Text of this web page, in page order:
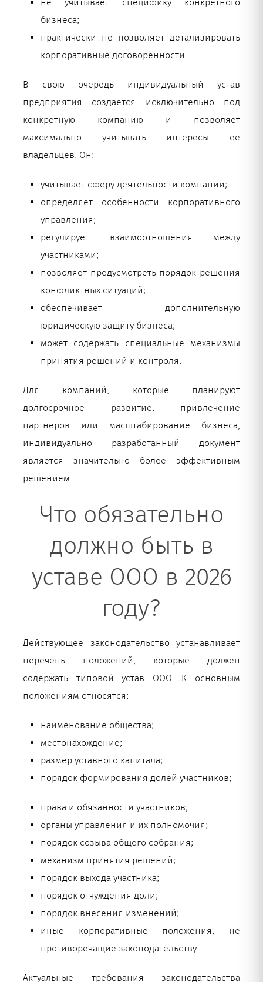
бизнеса;
практически не позволяет детализировать
корпоративные договоренности.
В свою очередь индивидуальный устав
предприятия создается исключительно под
конкретную компанию и позволяет
максимально учитывать интересы ее
владельцев. Он:
учитывает сферу деятельности компании;
определяет особенности корпоративного
управления;
регулирует взаимоотношения между
участниками;
позволяет предусмотреть порядок решения
конфликтных ситуаций;
обеспечивает дополнительную
юридическую защиту бизнеса;
может содержать специальные механизмы
принятия решений и контроля.
Для компаний, которые планируют
долгосрочное развитие, привлечение
партнеров или масштабирование бизнеса,
индивидуально разработанный документ
является значительно более эффективным
решением.
Что обязательно
должно быть в
уставе ООО в 2026
году?
Действующее законодательство устанавливает
перечень положений, которые должен
содержать типовой устав ООО. К основным
положениям относятся:
наименование общества;
местонахождение;
размер уставного капитала;
порядок формирования долей участников;
права и обязанности участников;
органы управления и их полномочия;
порядок созыва общего собрания;
механизм принятия решений;
порядок выхода участника;
порядок отчуждения доли;
порядок внесения изменений;
иные корпоративные положения, не
противоречащие законодательству.
Актуальные требования законодательства